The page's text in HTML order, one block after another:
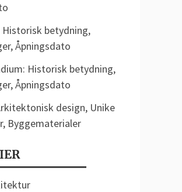
Historisk betydning,
Åpningsdato
Historisk betydning,
Åpningsdato
design, Unike
Byggematerialer